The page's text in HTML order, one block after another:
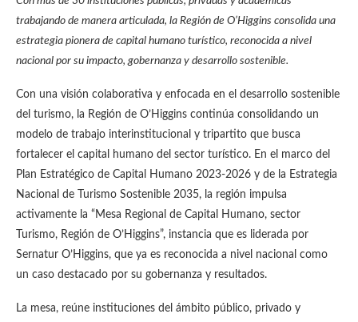
trabajando de manera articulada, la Región de O’Higgins consolida una
estrategia pionera de capital humano turístico, reconocida a nivel
nacional por su impacto, gobernanza y desarrollo sostenible.
Con una visión colaborativa y enfocada en el desarrollo sostenible
del turismo, la Región de O’Higgins continúa consolidando un
modelo de trabajo interinstitucional y tripartito que busca
fortalecer el capital humano del sector turístico. En el marco del
Plan Estratégico de Capital Humano 2023-2026 y de la Estrategia
Nacional de Turismo Sostenible 2035, la región impulsa
activamente la “Mesa Regional de Capital Humano, sector
Turismo, Región de O’Higgins”, instancia que es liderada por
Sernatur O’Higgins, que ya es reconocida a nivel nacional como
un caso destacado por su gobernanza y resultados.
La mesa, reúne instituciones del ámbito público, privado y